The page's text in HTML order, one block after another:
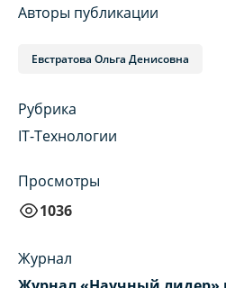
Авторы публикации
Евстратова Ольга Денисовна
Рубрика
IT-Технологии
Просмотры
1036
Журнал